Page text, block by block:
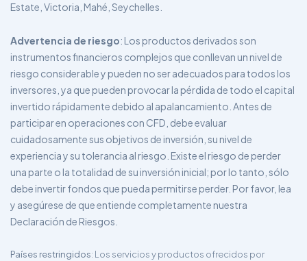
Estate, Victoria, Mahé, Seychelles.
Advertencia de riesgo: Los productos derivados son
instrumentos financieros complejos que conllevan un nivel de
riesgo considerable y pueden no ser adecuados para todos los
inversores, ya que pueden provocar la pérdida de todo el capital
invertido rápidamente debido al apalancamiento. Antes de
participar en operaciones con CFD, debe evaluar
cuidadosamente sus objetivos de inversión, su nivel de
experiencia y su tolerancia al riesgo. Existe el riesgo de perder
una parte o la totalidad de su inversión inicial; por lo tanto, sólo
debe invertir fondos que pueda permitirse perder. Por favor, lea
y asegúrese de que entiende completamente nuestra
Declaración de Riesgos.
Países restringidos: Los servicios y productos ofrecidos por